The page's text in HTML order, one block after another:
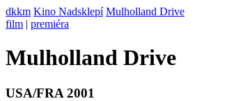
dkkm Kino Nadsklepí Mulholland Drive
film | premiéra
Mulholland Drive
USA/FRA 2001